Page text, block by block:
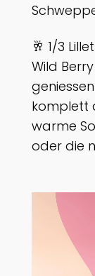
🥂 1/3
Wild
komplett
warme
oder die